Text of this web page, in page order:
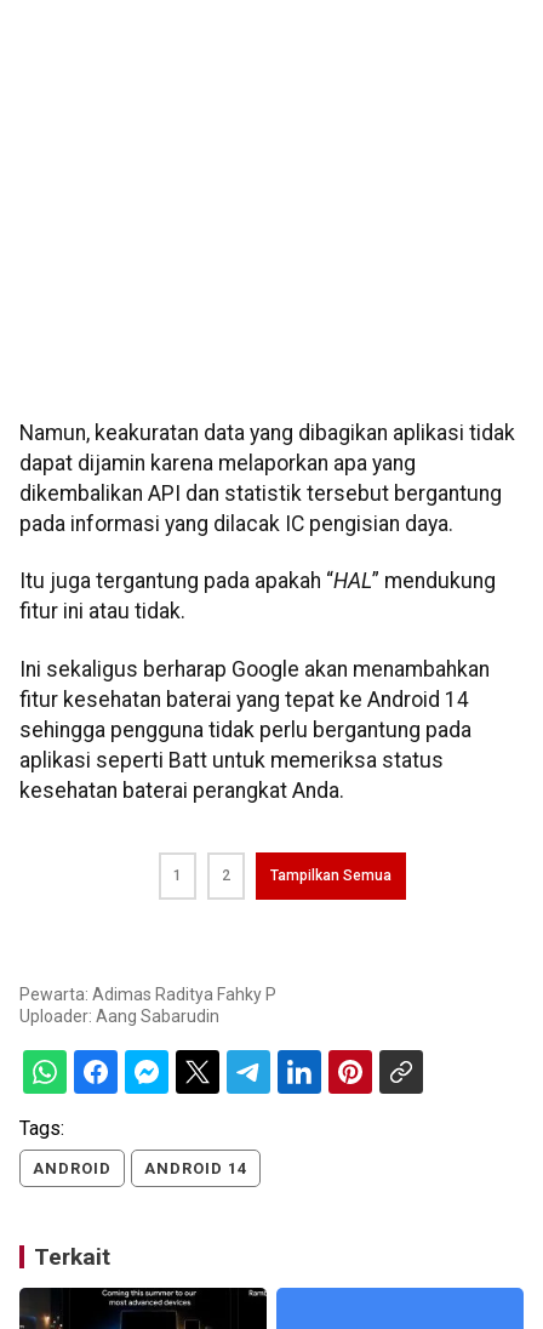
Namun, keakuratan data yang dibagikan aplikasi tidak
dapat dijamin karena melaporkan apa yang
dikembalikan API dan statistik tersebut bergantung
pada informasi yang dilacak IC pengisian daya.
Itu juga tergantung pada apakah “HAL” mendukung
fitur ini atau tidak.
Ini sekaligus berharap Google akan menambahkan
fitur kesehatan baterai yang tepat ke Android 14
sehingga pengguna tidak perlu bergantung pada
aplikasi seperti Batt untuk memeriksa status
kesehatan baterai perangkat Anda.
1 2 Tampilkan Semua
Pewarta: Adimas Raditya Fahky P
Uploader: Aang Sabarudin
Tags:
ANDROID ANDROID 14
Terkait